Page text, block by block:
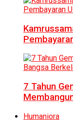
7 Tahun
Humaniora